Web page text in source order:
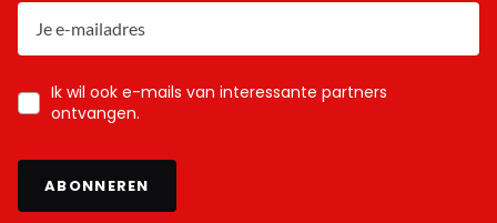
Ik wil ook e-mails van interessante partners
ontvangen.
ABONNEREN